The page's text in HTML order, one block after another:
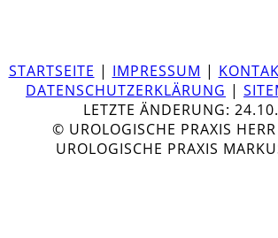
STARTSEITE | IMPRESSUM |
DATENSCHUTZERKLÄRUNG |
LETZTE ÄNDERUNG:
© UROLOGISCHE PRAXIS
UROLOGISCHE PRAXIS